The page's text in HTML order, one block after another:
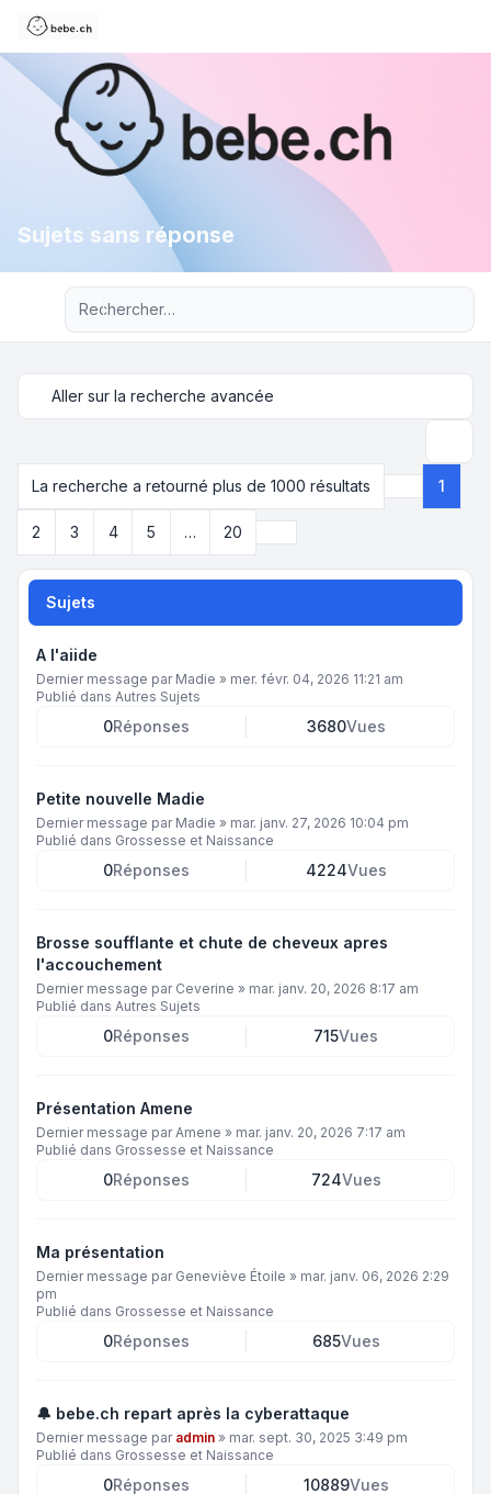
Sujets sans réponse
Recherche avancée
Aller sur la recherche avancée
La recherche a retourné plus de 1000 résultats
Page 1
1
2 3 4 5 … 20
Sujets
A l'aiide
Dernier message par Madie » mer. févr. 04, 2026 11:21 am
Publié dans Autres Sujets
0Réponses 3680Vues
Petite nouvelle Madie
Dernier message par Madie » mar. janv. 27, 2026 10:04 pm
Publié dans Grossesse et Naissance
0Réponses 4224Vues
Brosse soufflante et chute de cheveux apres
l'accouchement
Dernier message par Ceverine » mar. janv. 20, 2026 8:17 am
Publié dans Autres Sujets
0Réponses 715Vues
Présentation Amene
Dernier message parAmene » mar. janv. 20, 2026 7:17 am
Publié dans Grossesse et Naissance
0Réponses 724Vues
Ma présentation
Dernier message par Geneviève Étoile » mar. janv. 06, 2026 2:29
pm
Publié dans Grossesse et Naissance
0Réponses 685Vues
🔔 bebe.ch repart après la cyberattaque
Dernier message par admin » mar. sept. 30, 2025 3:49 pm
Publié dans Grossesse et Naissance
0Réponses 10889Vues